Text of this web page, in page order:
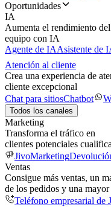
Oportunidades
IA
Aumenta el rendimiento del
equipo con IA
Agente de IAAsistente de
Atención al cliente
Crea una experiencia de
cliente excepcional
Chat para sitiosChatbot
Todos los canales
Marketing
Transforma el tráfico en
clientes potenciales
JivoMarketing
Ventas
Consigue más ventas, un
de los pedidos y una mayor
Teléfono empresarial de